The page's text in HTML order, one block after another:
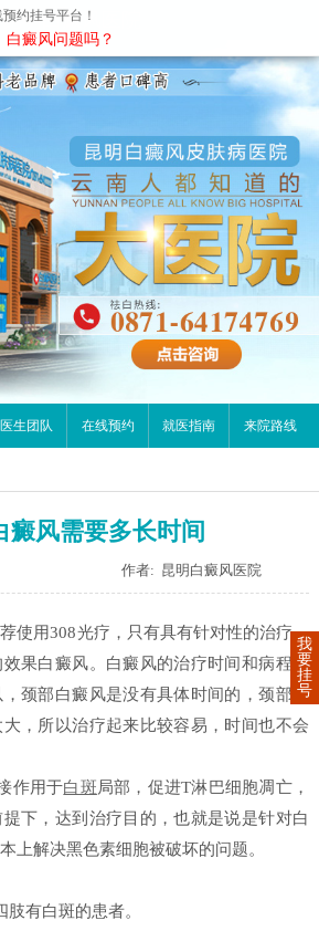
昆明白癜风医院
医生团队 在线预约 就医指南 来院路线
癜风需要多长时间
作者: 昆明白癜风医院
使用308光疗，只有具有针对性的治疗，
果白癜风。白癜风的治疗时间和病程、
颈部白癜风是没有具体时间的，颈部白
，所以治疗起来比较容易，时间也不会
作用于白斑局部，促进T淋巴细胞凋亡，
下，达到治疗目的，也就是说是针对白
上解决黑色素细胞被破坏的问题。
有白斑的患者。
我
要
挂
号
约挂号平台！
癜风问题吗？